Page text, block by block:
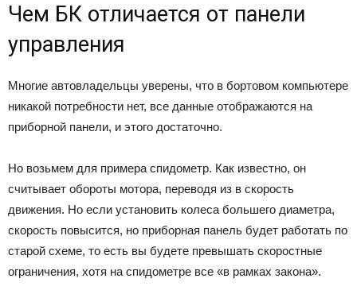
Чем БК отличается от панели
управления
Многие автовладельцы уверены, что в бортовом компьютере
никакой потребности нет, все данные отображаются на
приборной панели, и этого достаточно.
Но возьмем для примера спидометр. Как известно, он
считывает обороты мотора, переводя из в скорость
движения. Но если установить колеса большего диаметра,
скорость повысится, но приборная панель будет работать по
старой схеме, то есть вы будете превышать скоростные
ограничения, хотя на спидометре все «в рамках закона».